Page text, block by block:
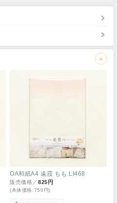
OA和紙A4 遠霞 もも LI468
販売価格／825円
(本体価格:750円)